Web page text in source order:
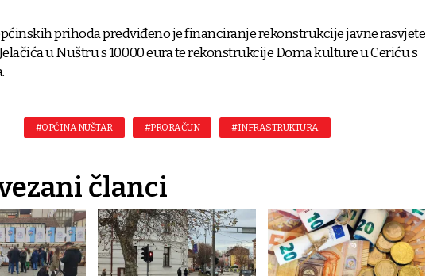
prihoda predviđeno je financiranje rekonstrukcije javne rasvjete
u Nuštru s 10.000 eura te rekonstrukcije Doma kulture u Ceriću s
#OPĆINA NUŠTAR #PRORAČUN #INFRASTRUKTURA
članci